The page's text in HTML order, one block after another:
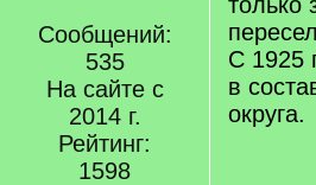
Сообщений:
535
На сайте с
2014 г.
Рейтинг:
1598
С 1925
в
округа.